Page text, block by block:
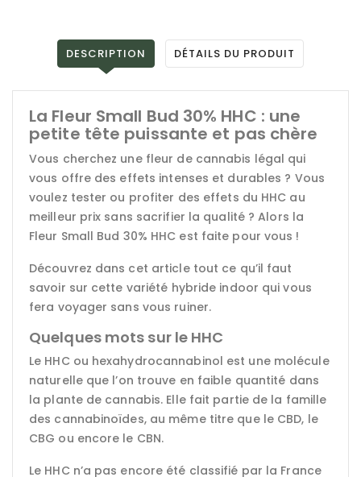
DESCRIPTION DÉTAILS DU PRODUIT
La Fleur Small Bud 30% HHC : une
petite tête puissante et pas chère
Vous cherchez une fleur de cannabis légal qui
vous offre des effets intenses et durables ? Vous
voulez tester ou profiter des effets du HHC au
meilleur prix sans sacrifier la qualité ? Alors la
Fleur Small Bud 30% HHC est faite pour vous !
Découvrez dans cet article tout ce qu’il faut
savoir sur cette variété hybride indoor qui vous
fera voyager sans vous ruiner.
Quelques mots sur le HHC
Le HHC ou hexahydrocannabinol est une molécule
naturelle que l’on trouve en faible quantité dans
la plante de cannabis. Elle fait partie de la famille
des cannabinoïdes, au même titre que le CBD, le
CBG ou encore le CBN.
Le HHC n’a pas encore été classifié par la France